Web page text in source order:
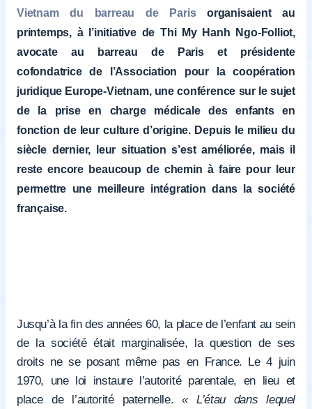
Vietnam du barreau de Parisorganisaient au
printemps, à l’initiative de Thi My Hanh Ngo-Folliot,
avocate au barreau de Paris et présidente
cofondatrice de l’Association pour la coopération
juridique Europe-Vietnam, une conférence sur le sujet
de la prise en charge médicale des enfants en
fonction de leur culture d’origine. Depuis le milieu du
siècle dernier, leur situation s’est améliorée, mais il
reste encore beaucoup de chemin à faire pour leur
permettre une meilleure intégration dans la société
française.
Jusqu’à la fin des années 60, la place de l’enfant au sein
de la société était marginalisée, la question de ses
droits ne se posant même pas en France. Le 4 juin
1970, une loi instaure l’autorité parentale, en lieu et
place de l’autorité paternelle.« L’étau dans lequel